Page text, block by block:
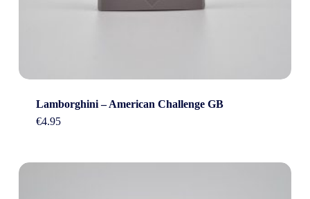
Lamborghini – American Challenge GB
€4.95